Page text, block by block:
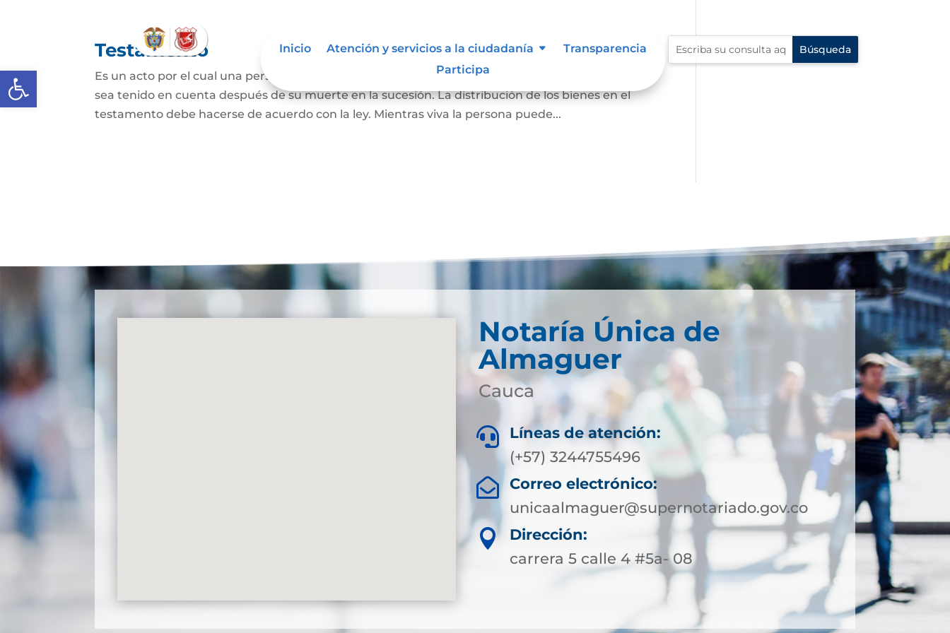
Abrir barra de herramientas
Inicio Atención y servicios a la ciudadanía
Transparencia
Participa
Testamento
Es un acto por el cual una persona dispone de todos o de una parte de sus bienes, para que así
sea tenido en cuenta después de su muerte en la sucesión. La distribución de los bienes en el
testamento debe hacerse de acuerdo con la ley. Mientras viva la persona puede...
Notaría Única de
Almaguer
Cauca

Líneas de atención:
(+57) 3244755496

Correo electrónico:
unicaalmaguer@supernotariado.gov.co

Dirección:
carrera 5 calle 4 #5a- 08